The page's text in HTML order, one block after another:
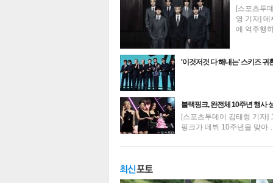
기
최신뉴스
[스포츠투
영 기자] 데
에 역주행
'이것저것 다 해내는' 스키즈
블랙핑크, 완전체 10주년 행사
[스포츠투데이 김태형 기자]
핑크가 데뷔 10주년을 맞아